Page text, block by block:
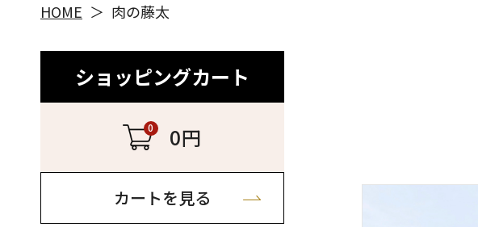
HOME 肉の藤太
ショッピングカート
0 0円
カートを見る